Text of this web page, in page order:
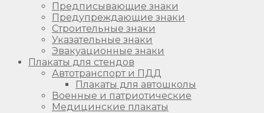
Предписывающие знаки
Предупреждающие знаки
Строительные знаки
Указательные знаки
Эвакуационные знаки
Плакаты для стендов
Автотранспорт и ПДД
Плакаты для автошколы
Военные и патриотические
Медицинские плакаты